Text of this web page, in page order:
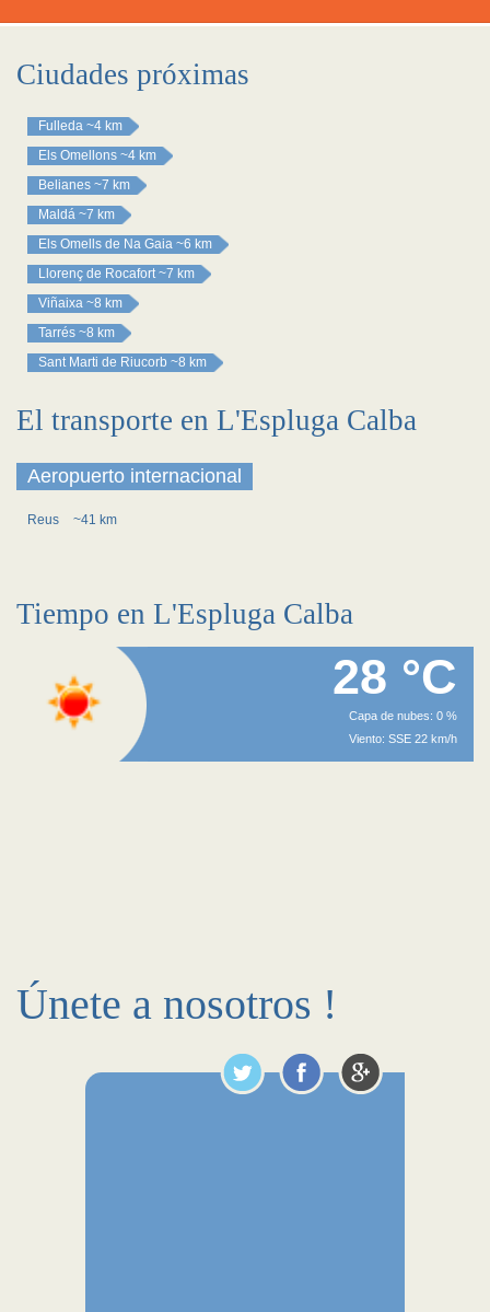
Ciudades próximas
Fulleda ~4 km
Els Omellons ~4 km
Belianes ~7 km
Maldá ~7 km
Els Omells de Na Gaia ~6 km
Llorenç de Rocafort ~7 km
Viñaixa ~8 km
Tarrés ~8 km
Sant Marti de Riucorb ~8 km
El transporte en L'Espluga Calba
Aeropuerto internacional
Reus ~41 km
Tiempo en L'Espluga Calba
28 °C
Capa de nubes: 0 %
Viento: SSE 22 km/h
Únete a nosotros !